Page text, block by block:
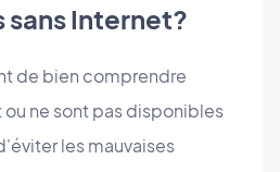
sans Internet?
de bien comprendre
ne sont pas disponibles
les mauvaises